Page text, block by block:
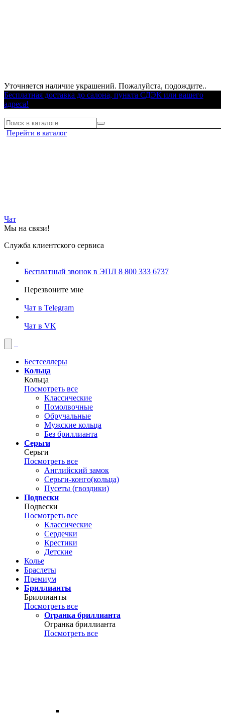
Уточняется наличие украшений. Пожалуйста, подождите..
Бесплатная доставка до салона, пункта СДЭК или вашего
адреса!
Перейти в каталог
Чат
Мы на связи!
Служба клиентского сервиса
Бесплатный звонок в ЭПЛ 8 800 333 6737
Перезвоните мне
Чат в Telegram
Чат в VK
Бестселлеры
Кольца
Кольца
Посмотреть все
Классические
Помолвочные
Обручальные
Мужские кольца
Без бриллианта
Серьги
Серьги
Посмотреть все
Английский замок
Серьги-конго(кольца)
Пусеты (гвоздики)
Подвески
Подвески
Посмотреть все
Классические
Сердечки
Крестики
Детские
Колье
Браслеты
Премиум
Бриллианты
Бриллианты
Посмотреть все
Огранка бриллианта
Огранка бриллианта
Посмотреть все